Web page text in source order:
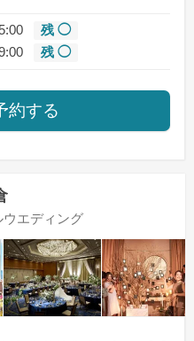
残 ◯
残 ◯
約する
エディング